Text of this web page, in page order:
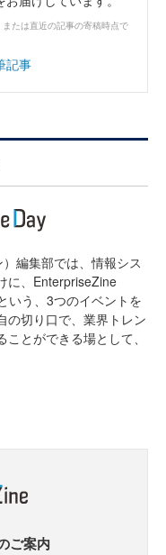
たは直近の記事の寄稿時点で
記事
編集部では、情報シス
に、EnterpriseZine
いう、3つのイベントを
の切り口で、業界トレン
とができる場として、
ご案内